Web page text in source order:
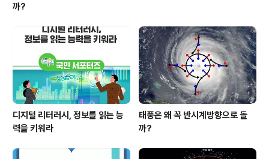
까?
디지털 리터러시, 정보를 읽는 능
력을 키워라
태풍은 왜 꼭 반시계방향으로 돌
까?